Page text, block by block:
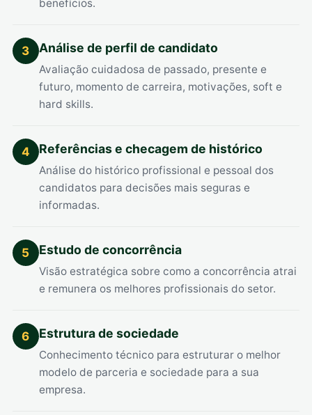
benefícios.
3 Análise de perfil de candidato
Avaliação cuidadosa de passado, presente e
futuro, momento de carreira, motivações, soft e
hard skills.
4 Referências e checagem de histórico
Análise do histórico profissional e pessoal dos
candidatos para decisões mais seguras e
informadas.
5 Estudo de concorrência
Visão estratégica sobre como a concorrência atrai
e remunera os melhores profissionais do setor.
6 Estrutura de sociedade
Conhecimento técnico para estruturar o melhor
modelo de parceria e sociedade para a sua
empresa.